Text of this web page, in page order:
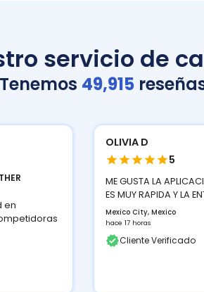
servicio de
Tenemos 49,915
en
OLIVIA D
5
ME GUSTA LA
ES MUY RAPIDA Y LA
Mexico City, Mexico
hace 17 horas
Cliente Verificado